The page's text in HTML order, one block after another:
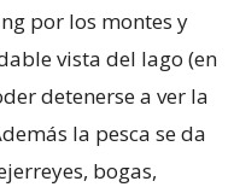
por los montes y
vista del lago (en
detenerse a ver la
la pesca se da
bogas,